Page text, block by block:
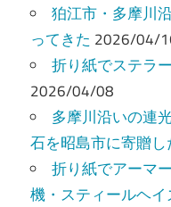
狛江市・多摩川
ってきた 2026/04/
折り紙でステラ
2026/04/08
多摩川沿いの連
石を昭島市に寄贈し
折り紙でアーマ
機・スティールヘ